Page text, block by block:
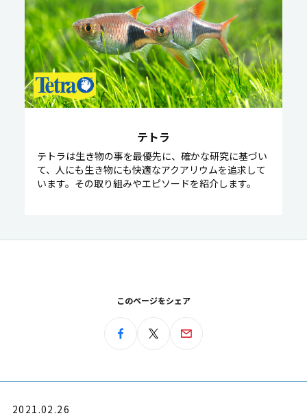
テトラ
テトラは生き物の事を最優先に、確かな研究に基づい
て、人にも生き物にも快適なアクアリウムを追求して
います。その取り組みやエピソードを紹介します。
このページをシェア
2021.02.26